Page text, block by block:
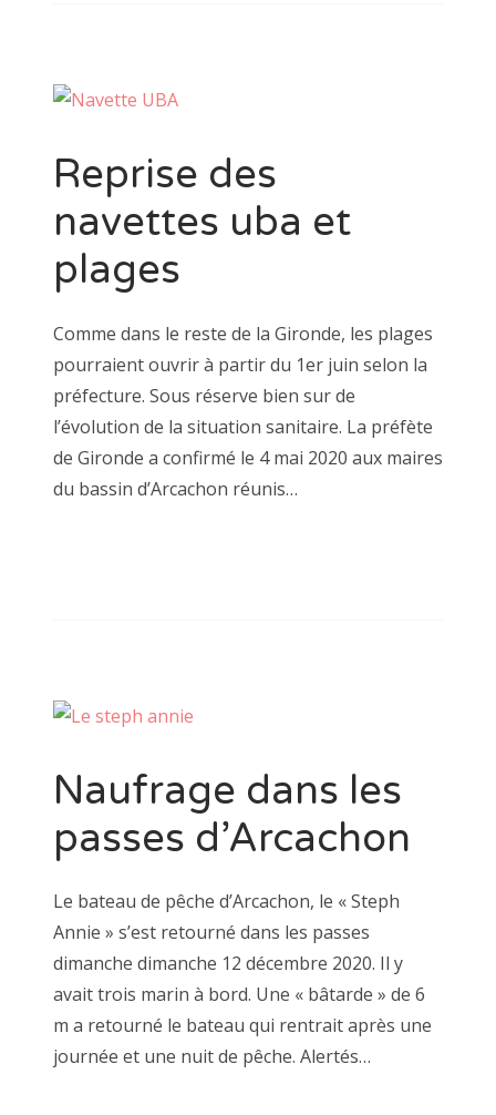
Reprise des
navettes uba et
plages
Comme dans le reste de la Gironde, les plages
pourraient ouvrir à partir du 1er juin selon la
préfecture. Sous réserve bien sur de
l’évolution de la situation sanitaire. La préfète
de Gironde a confirmé le 4 mai 2020 aux maires
du bassin d’Arcachon réunis…
Naufrage dans les
passes d’Arcachon
Le bateau de pêche d’Arcachon, le « Steph
Annie » s’est retourné dans les passes
dimanche dimanche 12 décembre 2020. Il y
avait trois marin à bord. Une « bâtarde » de 6
m a retourné le bateau qui rentrait après une
journée et une nuit de pêche. Alertés…